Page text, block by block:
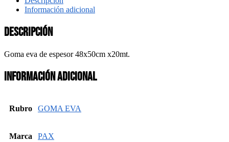
Información adicional
Descripción
Goma eva de espesor 48x50cm x20mt.
Información adicional
Rubro GOMA EVA
Marca PAX